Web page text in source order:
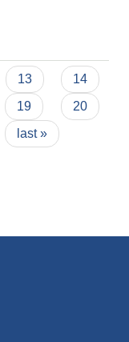
13
14
19
20
last »